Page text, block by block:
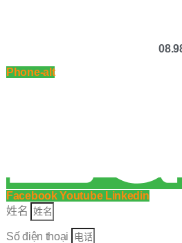
Hotline / Zalo:
Phone-alt
Facebook Youtube Linkedin
姓名
Số điện thoại